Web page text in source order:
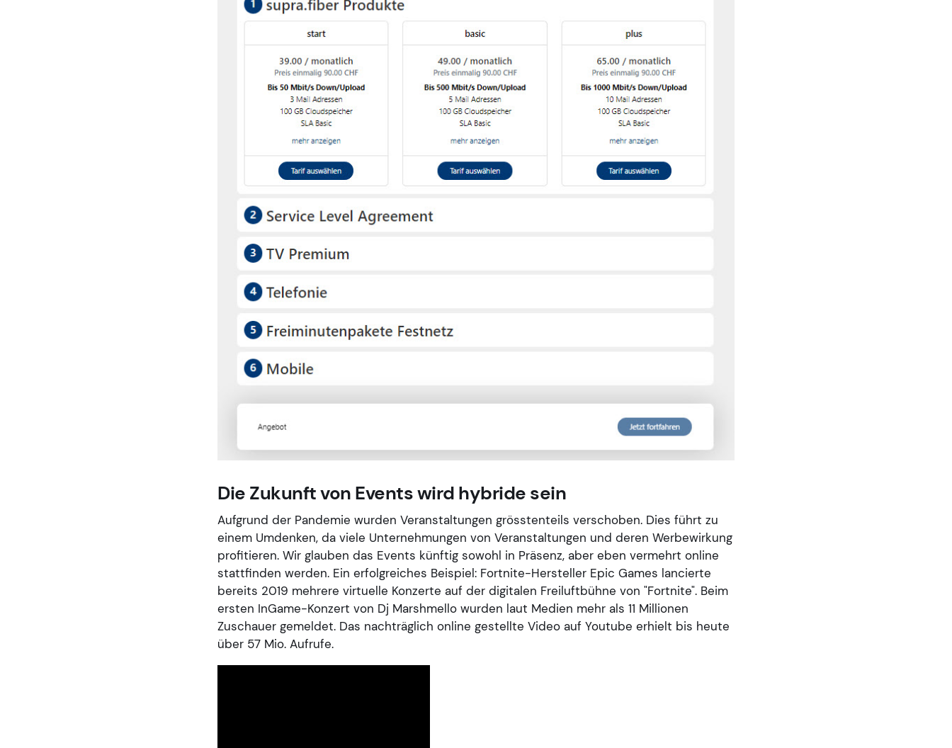
Die Zukunft von Events wird hybride sein
Aufgrund der Pandemie wurden Veranstaltungen grösstenteils verschoben. Dies führt zu
einem Umdenken, da viele Unternehmungen von Veranstaltungen und deren Werbewirkung
profitieren. Wir glauben das Events künftig sowohl in Präsenz, aber eben vermehrt online
stattfinden werden. Ein erfolgreiches Beispiel: Fortnite-Hersteller Epic Games lancierte
bereits 2019 mehrere virtuelle Konzerte auf der digitalen Freiluftbühne von "Fortnite". Beim
ersten InGame-Konzert von Dj Marshmello wurden laut Medien mehr als 11 Millionen
Zuschauer gemeldet. Das nachträglich online gestellte Video auf Youtube erhielt bis heute
über 57 Mio. Aufrufe.